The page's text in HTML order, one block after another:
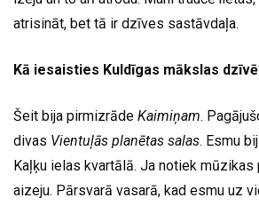
atrisināt, bet tā ir dzīves sastāvdaļa.
Kā iesaisties Kuldīgas mākslas
Šeit bija pirmizrāde Kaimiņam.
divas Vientuļās planētas salas. Esmu
Kaļķu ielas kvartālā. Ja notiek
aizeju. Pārsvarā vasarā, kad esmu uz